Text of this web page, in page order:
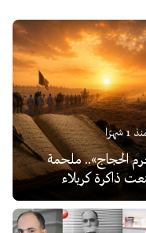
1 شهرًا
الحجاج».. ملحمة
ذاكرة كربلاء